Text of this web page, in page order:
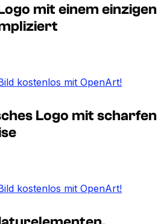
mit einem einzigen
kostenlos mit OpenArt!
Logo mit scharfen
kostenlos mit OpenArt!